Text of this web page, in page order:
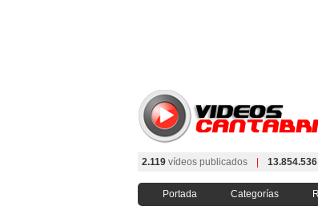
2.119 vídeos publicados 13.854.536
Portada Categorías